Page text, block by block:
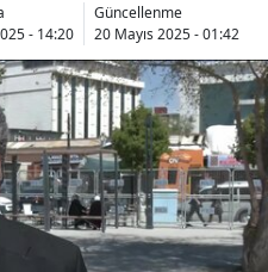
- 14:20
Güncellenme
20 Mayıs 2025 - 01:42